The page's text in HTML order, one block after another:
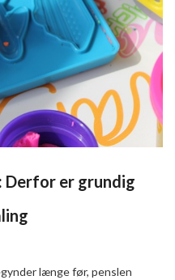
Derfor er grundig
længe før, penslen